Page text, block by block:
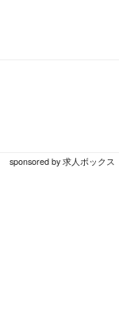
sponsored by 求人ボックス